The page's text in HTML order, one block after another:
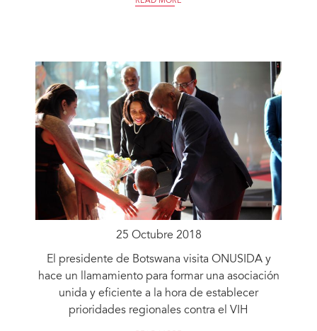
25 Octubre 2018
El presidente de Botswana visita ONUSIDA y
hace un llamamiento para formar una asociación
unida y eficiente a la hora de establecer
prioridades regionales contra el VIH